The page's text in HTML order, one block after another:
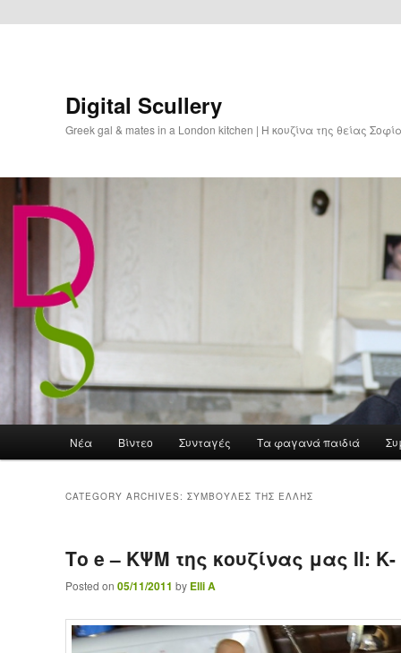
Digital Scullery
Greek gal & mates in a London kitchen | Η κουζίνα της θείας
Skip to primary content
Skip to secondary content
Νέα Βίντεο Συνταγές Τα φαγανά παιδιά
CATEGORY ARCHIVES: ΣΥΜΒΟΥΛΈΣ ΤΗΣ ΈΛΛΗΣ
Το e – ΚΨΜ της κουζίνας μας II:
Posted on 05/11/2011 by Elli A